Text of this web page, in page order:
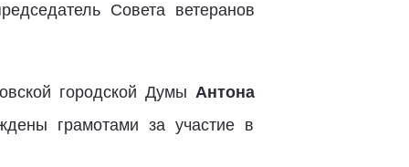
Совета ветеранов
городской Думы Антона
грамотами за участие в